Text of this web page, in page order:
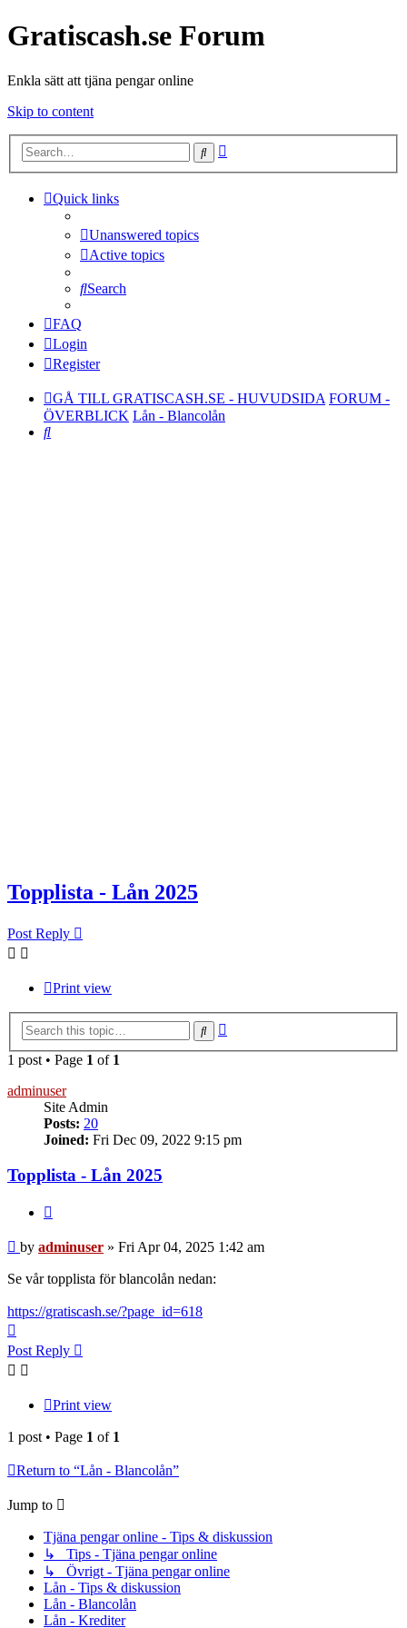
Gratiscash.se Forum
Enkla sätt att tjäna pengar online
Skip to content
Search
Quick links
Unanswered topics
Active topics
Search
FAQ
Login
Register
GÅ TILL GRATISCASH.SE - HUVUDSIDA FORUM -
ÖVERBLICK Lån - Blancolån
Search
Topplista - Lån 2025
Post Reply
Print view
Search
1 post • Page 1 of 1
adminuser
Site Admin
Posts: 20
Joined: Fri Dec 09, 2022 9:15 pm
Topplista - Lån 2025
Post
by adminuser » Fri Apr 04, 2025 1:42 am
Se vår topplista för blancolån nedan:
https://gratiscash.se/?page_id=618
Post Reply
Print view
1 post • Page 1 of 1
Return to “Lån - Blancolån”
Jump to
Tjäna pengar online - Tips & diskussion
↳ Tips - Tjäna pengar online
↳ Övrigt - Tjäna pengar online
Lån - Tips & diskussion
Lån - Blancolån
Lån - Krediter